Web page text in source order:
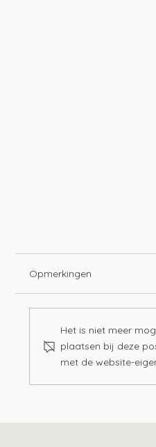
Opmerkingen
Het is niet meer
plaatsen bij deze
met de website-